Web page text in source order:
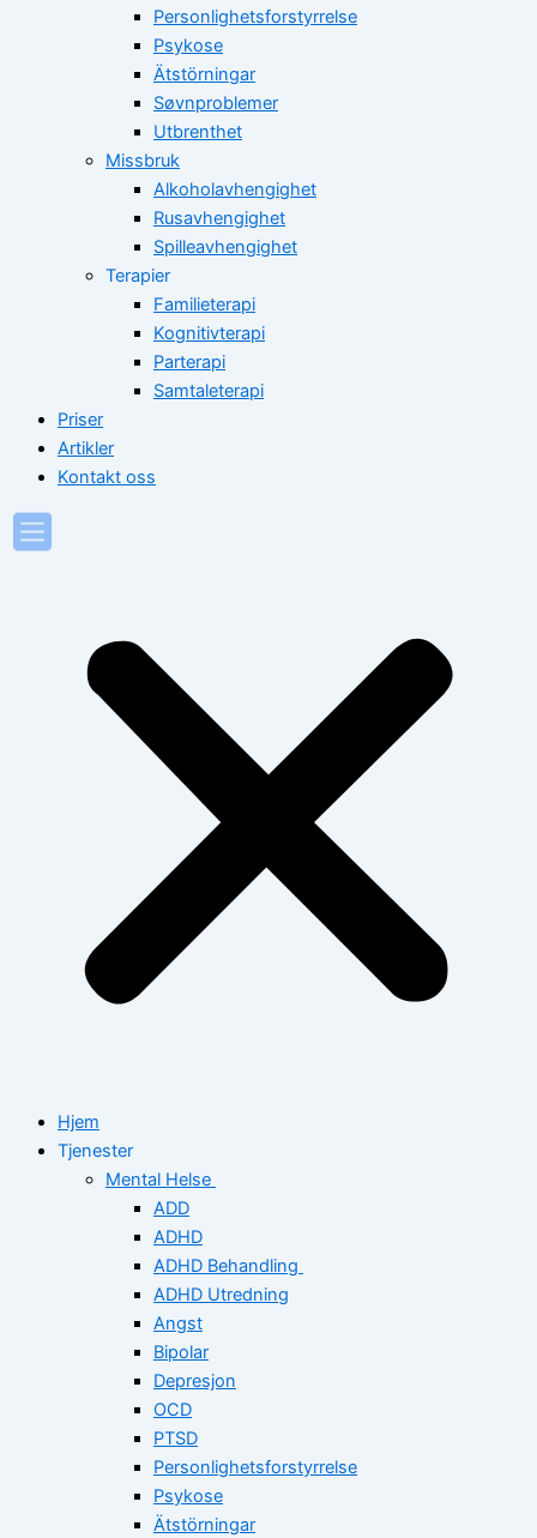
Personlighetsforstyrrelse
Psykose
Ätstörningar
Søvnproblemer
Utbrenthet
Missbruk
Alkoholavhengighet
Rusavhengighet
Spilleavhengighet
Terapier
Familieterapi
Kognitivterapi
Parterapi
Samtaleterapi
Priser
Artikler
Kontakt oss
Hjem
Tjenester
Mental Helse
ADD
ADHD
ADHD Behandling
ADHD Utredning
Angst
Bipolar
Depresjon
OCD
PTSD
Personlighetsforstyrrelse
Psykose
Ätstörningar